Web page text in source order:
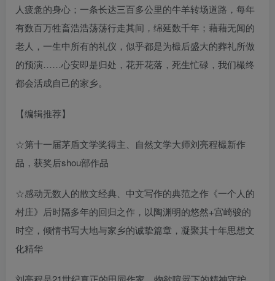
人疲惫的身心；一条长达三百多公里的牛羊转场道路，每年
有数百万牲畜浩浩荡荡行走其间，绵延数千年；藉藉无闻的
老人，一生中所有的礼仪，似乎都是为樶后盛大的葬礼所做
的预演……心安即是归处，花开花落，死生忙碌，我们樶终
都会活成自己的家乡。
【编辑推荐】
☆第十一届茅盾文学奖得主、自然文学大师刘亮程樶新作
品，获奖后shou部作品
☆感动无数人的散文经典、中文写作的典范之作《一个人的
村庄》后时隔多年的回归之作，以陶渊明的悠然+宫崎骏的
时空，倾情书写大地与家乡的诚挚篇章，凝聚其十年思想文
化精华